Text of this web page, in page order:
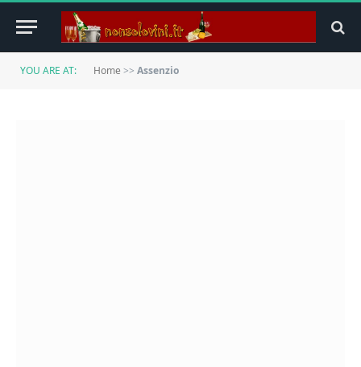
YOU ARE AT: Home >> Assenzio